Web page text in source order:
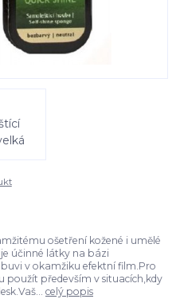
ošetření kožené i umělé
účinné látky na bázi
v okamžiku efektní film.Pro
použít především v situacích,kdy
celý popis